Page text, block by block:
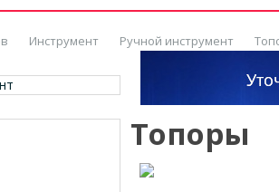
Инструмент Ручной инструмент
Топоры